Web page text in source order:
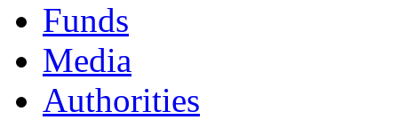
Funds
Мedia
Authorities